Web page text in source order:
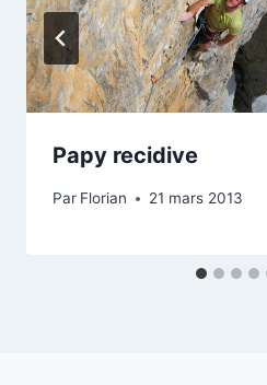
Papy recidive
Par Florian 21 mars 2013